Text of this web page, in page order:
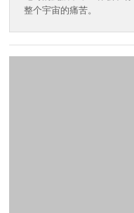
整个宇宙的痛苦。